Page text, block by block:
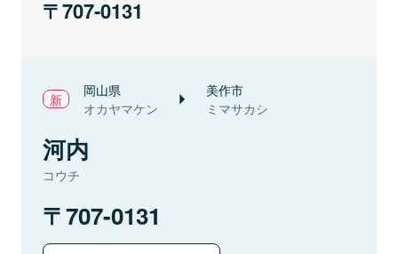
707-0131
岡山県
オカヤマケン
美作市
ミマサカシ
河内
コウチ
707-0131